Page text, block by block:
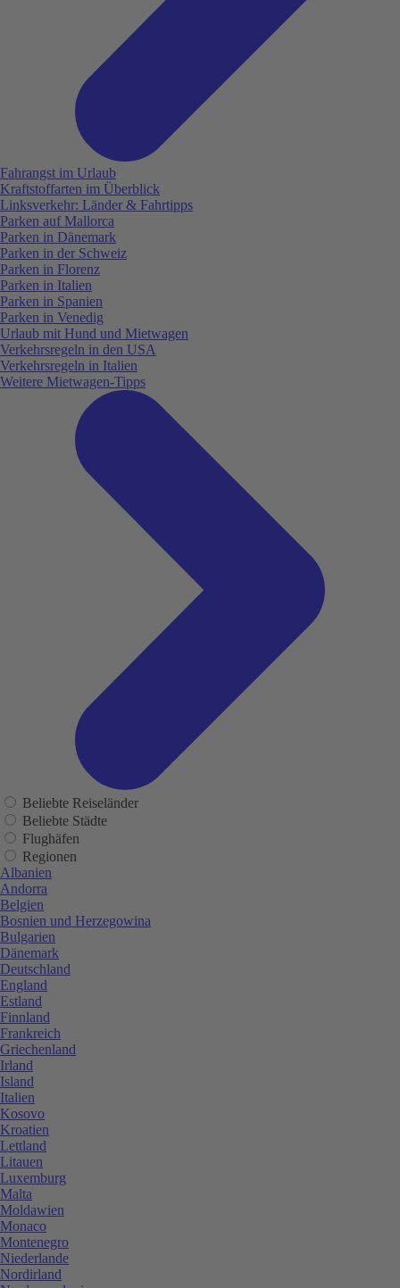
Fahrangst im Urlaub
Kraftstoffarten im Überblick
Linksverkehr: Länder & Fahrtipps
Parken auf Mallorca
Parken in Dänemark
Parken in der Schweiz
Parken in Florenz
Parken in Italien
Parken in Spanien
Parken in Venedig
Urlaub mit Hund und Mietwagen
Verkehrsregeln in den USA
Verkehrsregeln in Italien
Weitere Mietwagen-Tipps
Beliebte Reiseländer
Beliebte Städte
Flughäfen
Regionen
Albanien
Andorra
Belgien
Bosnien und Herzegowina
Bulgarien
Dänemark
Deutschland
England
Estland
Finnland
Frankreich
Griechenland
Irland
Island
Italien
Kosovo
Kroatien
Lettland
Litauen
Luxemburg
Malta
Moldawien
Monaco
Montenegro
Niederlande
Nordirland